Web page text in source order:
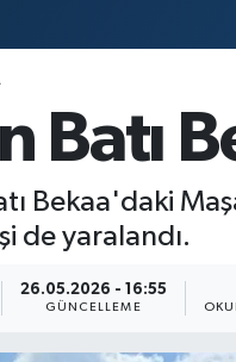
Batı
Bekaa'daki
de yaralandı.
26.05.2026 - 16:55
GÜNCELLEME
Fikstür